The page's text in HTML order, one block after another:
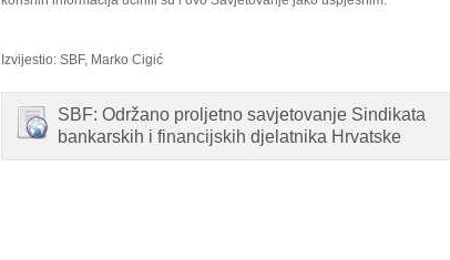
Izvijestio: SBF, Marko Cigić
SBF: Održano proljetno savjetovanje Sindikata
bankarskih i financijskih djelatnika Hrvatske